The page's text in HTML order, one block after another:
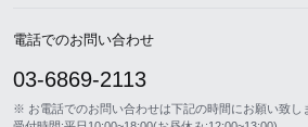
電話でのお問い合わせ
03-6869-2113
※ お電話でのお問い合わせは下記の時間にお願い致し